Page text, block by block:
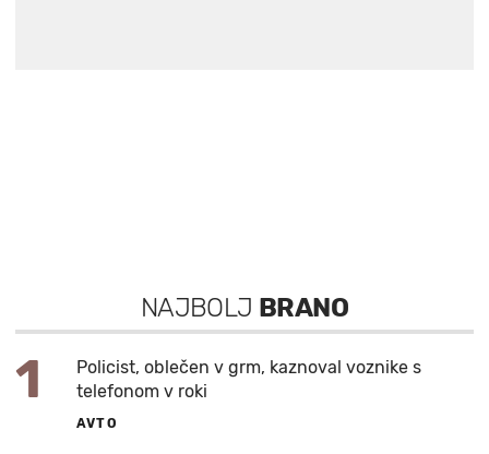
NAJBOLJ BRANO
1
Policist, oblečen v grm, kaznoval voznike s
telefonom v roki
AVTO